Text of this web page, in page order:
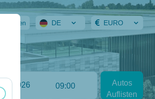
Anmelden DE EURO
09:00
Autos
Auflisten